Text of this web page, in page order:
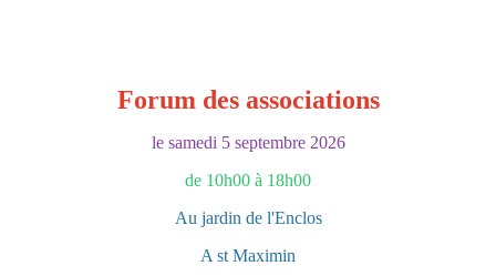
Forum des associations
le samedi 5 septembre 2026
de 10h00 à 18h00
Au jardin de l'Enclos
A st Maximin